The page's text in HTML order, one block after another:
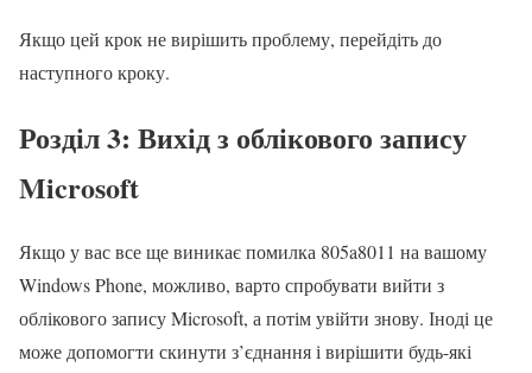
Якщо цей крок не вирішить проблему, перейдіть до
наступного кроку.
Розділ 3: Вихід з облікового запису
Microsoft
Якщо у вас все ще виникає помилка 805a8011 на вашому
Windows Phone, можливо, варто спробувати вийти з
облікового запису Microsoft, а потім увійти знову. Іноді це
може допомогти скинути з’єднання і вирішити будь-які